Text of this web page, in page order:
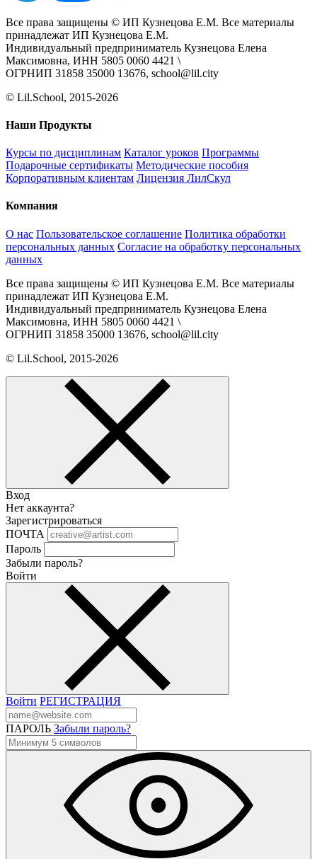
Все права защищены © ИП Кузнецова Е.М. Все материалы
принадлежат ИП Кузнецова Е.М.
Индивидуальный предприниматель Кузнецова Елена
Максимовна, ИНН 5805 0060 4421 \
ОГРНИП 31858 35000 13676, school@lil.city
© Lil.School, 2015‐2026
Наши Продукты
Курсы по дисциплинам Каталог уроков Программы
Подарочные сертификаты Методические пособия
Корпоративным клиентам Лицензия ЛилСкул
Компания
О нас Пользовательское соглашение Политика обработки
персональных данных Согласие на обработку персональных
данных
Все права защищены © ИП Кузнецова Е.М. Все материалы
принадлежат ИП Кузнецова Е.М.
Индивидуальный предприниматель Кузнецова Елена
Максимовна, ИНН 5805 0060 4421 \
ОГРНИП 31858 35000 13676, school@lil.city
© Lil.School, 2015‐2026
Вход
Нет аккаунта?
Зарегистрироваться
ПОЧТА
Пароль
Забыли пароль?
Войти
Войти РЕГИСТРАЦИЯ
ПАРОЛЬ Забыли пароль?